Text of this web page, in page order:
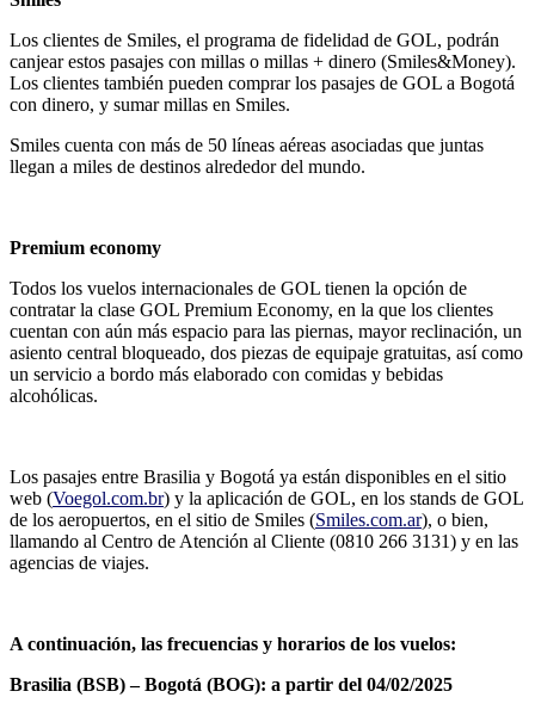
Los clientes de Smiles, el programa de fidelidad de GOL, podrán
canjear estos pasajes con millas o millas + dinero (Smiles&Money).
Los clientes también pueden comprar los pasajes de GOL a Bogotá
con dinero, y sumar millas en Smiles.
Smiles cuenta con más de 50 líneas aéreas asociadas que juntas
llegan a miles de destinos alrededor del mundo.
Premium economy
Todos los vuelos internacionales de GOL tienen la opción de
contratar la clase GOL Premium Economy, en la que los clientes
cuentan con aún más espacio para las piernas, mayor reclinación, un
asiento central bloqueado, dos piezas de equipaje gratuitas, así como
un servicio a bordo más elaborado con comidas y bebidas
alcohólicas.
Los pasajes entre Brasilia y Bogotá ya están disponibles en el sitio
web (Voegol.com.br) y la aplicación de GOL, en los stands de GOL
de los aeropuertos, en el sitio de Smiles (Smiles.com.ar), o bien,
llamando al Centro de Atención al Cliente (0810 266 3131) y en las
agencias de viajes.
A continuación, las frecuencias y horarios de los vuelos:
Brasilia (BSB) – Bogotá (BOG): a partir del 04/02/2025